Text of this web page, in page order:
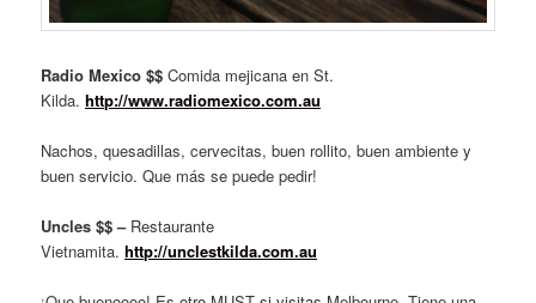
Radio Mexico $$Comida mejicana en St.
Kilda.http://www.radiomexico.com.au
Nachos, quesadillas, cervecitas, buen rollito, buen ambiente y
buen servicio. Que más se puede pedir!
Uncles $$ – Restaurante
Vietnamita.http://unclestkilda.com.au